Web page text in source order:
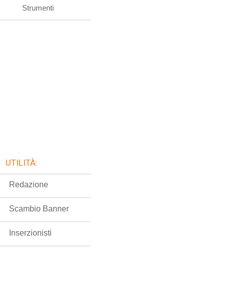
Strumenti
UTILITÀ:
Redazione
Scambio Banner
Inserzionisti